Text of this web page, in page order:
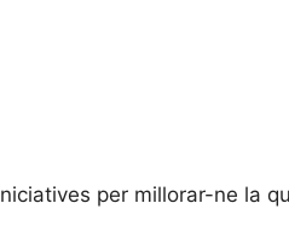
per millorar-ne la